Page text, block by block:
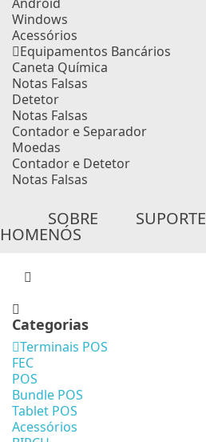
Windows
Acessórios
Equipamentos Bancários
Caneta Química
Notas Falsas
Detetor
Notas Falsas
Contador e Separador
Moedas
Contador e Detetor
Notas Falsas
HOME
SOBRE
NÓS
SUPORTE
Categorias
Terminais POS
FEC
POS
Bundle POS
Tablet POS
Acessórios